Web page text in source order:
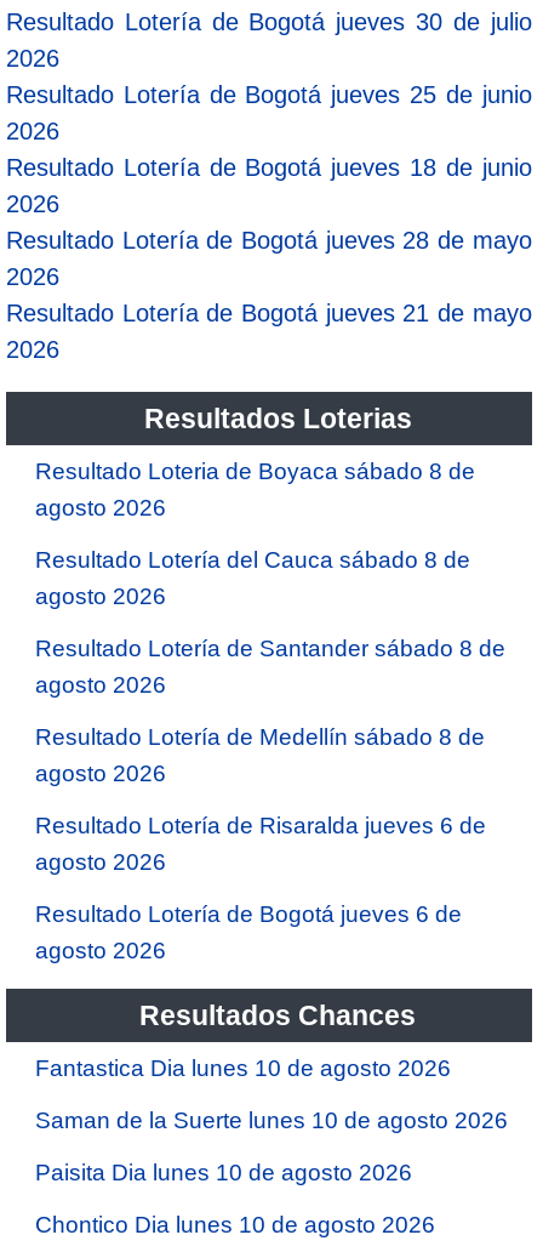
Resultado Lotería de Bogotá jueves 30 de julio
2026
Resultado Lotería de Bogotá jueves 25 de junio
2026
Resultado Lotería de Bogotá jueves 18 de junio
2026
Resultado Lotería de Bogotá jueves 28 de mayo
2026
Resultado Lotería de Bogotá jueves 21 de mayo
2026
Resultados Loterias
Resultado Loteria de Boyaca sábado 8 de
agosto 2026
Resultado Lotería del Cauca sábado 8 de
agosto 2026
Resultado Lotería de Santander sábado 8 de
agosto 2026
Resultado Lotería de Medellín sábado 8 de
agosto 2026
Resultado Lotería de Risaralda jueves 6 de
agosto 2026
Resultado Lotería de Bogotá jueves 6 de
agosto 2026
Resultados Chances
Fantastica Dia lunes 10 de agosto 2026
Saman de la Suerte lunes 10 de agosto 2026
Paisita Dia lunes 10 de agosto 2026
Chontico Dia lunes 10 de agosto 2026